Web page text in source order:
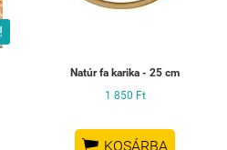
Natúr fa karika - 25 cm
1 850 Ft
KOSÁRBA